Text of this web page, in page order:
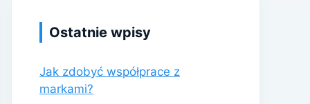
Ostatnie wpisy
Jak zdobyć współprace z
markami?